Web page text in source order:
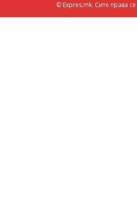
© Expres.mk. Сите права